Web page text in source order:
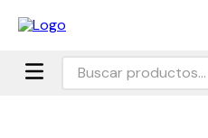
Buscar productos...